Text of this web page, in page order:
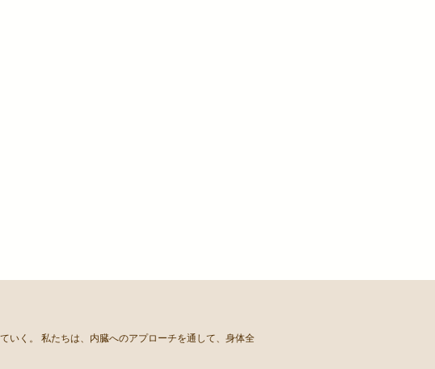
いく。 私たちは、内臓へのアプローチを通して、身体全